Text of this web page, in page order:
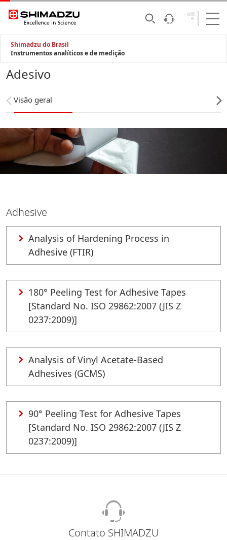
Shimadzu do Brasil
Instrumentos analíticos e de medição
Adesivo
Visão geral
Adhesive
Analysis of Hardening Process in
Adhesive (FTIR)
180° Peeling Test for Adhesive Tapes
[Standard No. ISO 29862:2007 (JIS Z
0237:2009)]
Analysis of Vinyl Acetate-Based
Adhesives (GCMS)
90° Peeling Test for Adhesive Tapes
[Standard No. ISO 29862:2007 (JIS Z
0237:2009)]
Contato SHIMADZU